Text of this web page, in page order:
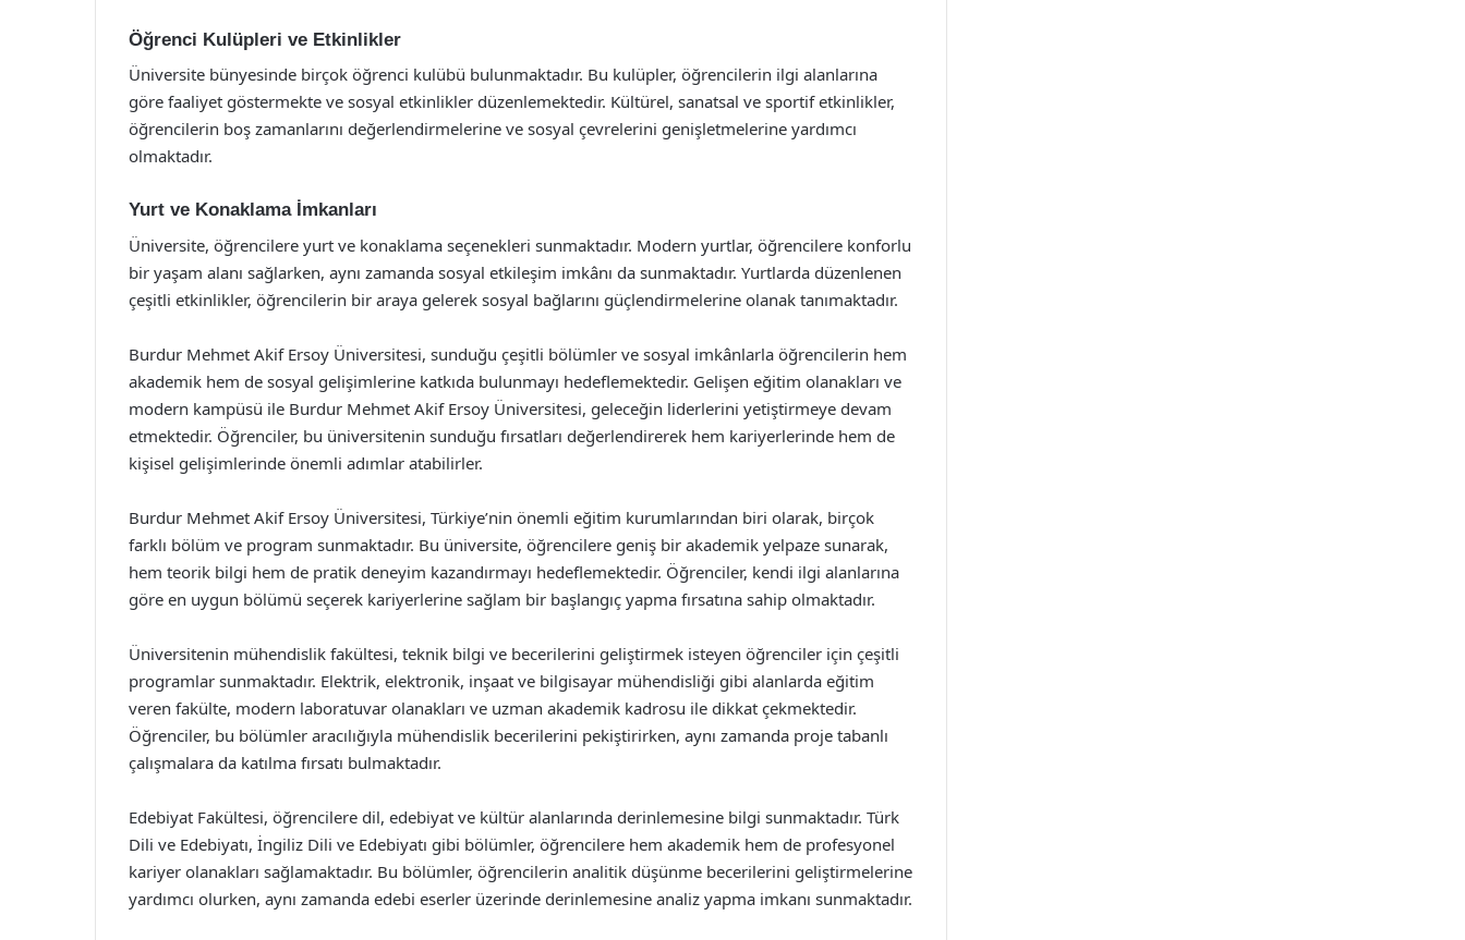
Öğrenci Kulüpleri ve Etkinlikler
Üniversite bünyesinde birçok öğrenci kulübü bulunmaktadır. Bu kulüpler, öğrencilerin ilgi alanlarına
göre faaliyet göstermekte ve sosyal etkinlikler düzenlemektedir. Kültürel, sanatsal ve sportif etkinlikler,
öğrencilerin boş zamanlarını değerlendirmelerine ve sosyal çevrelerini genişletmelerine yardımcı
olmaktadır.
Yurt ve Konaklama İmkanları
Üniversite, öğrencilere yurt ve konaklama seçenekleri sunmaktadır. Modern yurtlar, öğrencilere konforlu
bir yaşam alanı sağlarken, aynı zamanda sosyal etkileşim imkânı da sunmaktadır. Yurtlarda düzenlenen
çeşitli etkinlikler, öğrencilerin bir araya gelerek sosyal bağlarını güçlendirmelerine olanak tanımaktadır.
Burdur Mehmet Akif Ersoy Üniversitesi, sunduğu çeşitli bölümler ve sosyal imkânlarla öğrencilerin hem
akademik hem de sosyal gelişimlerine katkıda bulunmayı hedeflemektedir. Gelişen eğitim olanakları ve
modern kampüsü ile Burdur Mehmet Akif Ersoy Üniversitesi, geleceğin liderlerini yetiştirmeye devam
etmektedir. Öğrenciler, bu üniversitenin sunduğu fırsatları değerlendirerek hem kariyerlerinde hem de
kişisel gelişimlerinde önemli adımlar atabilirler.
Burdur Mehmet Akif Ersoy Üniversitesi, Türkiye’nin önemli eğitim kurumlarından biri olarak, birçok
farklı bölüm ve program sunmaktadır. Bu üniversite, öğrencilere geniş bir akademik yelpaze sunarak,
hem teorik bilgi hem de pratik deneyim kazandırmayı hedeflemektedir. Öğrenciler, kendi ilgi alanlarına
göre en uygun bölümü seçerek kariyerlerine sağlam bir başlangıç yapma fırsatına sahip olmaktadır.
Üniversitenin mühendislik fakültesi, teknik bilgi ve becerilerini geliştirmek isteyen öğrenciler için çeşitli
programlar sunmaktadır. Elektrik, elektronik, inşaat ve bilgisayar mühendisliği gibi alanlarda eğitim
veren fakülte, modern laboratuvar olanakları ve uzman akademik kadrosu ile dikkat çekmektedir.
Öğrenciler, bu bölümler aracılığıyla mühendislik becerilerini pekiştirirken, aynı zamanda proje tabanlı
çalışmalara da katılma fırsatı bulmaktadır.
Edebiyat Fakültesi, öğrencilere dil, edebiyat ve kültür alanlarında derinlemesine bilgi sunmaktadır. Türk
Dili ve Edebiyatı, İngiliz Dili ve Edebiyatı gibi bölümler, öğrencilere hem akademik hem de profesyonel
kariyer olanakları sağlamaktadır. Bu bölümler, öğrencilerin analitik düşünme becerilerini geliştirmelerine
yardımcı olurken, aynı zamanda edebi eserler üzerinde derinlemesine analiz yapma imkanı sunmaktadır.